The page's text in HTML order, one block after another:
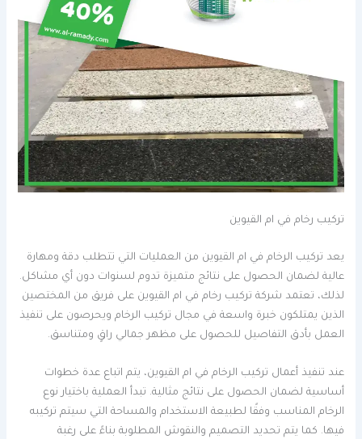
تركيب رخام في ام القيوين
يعد تركيب الرخام في ام القيوين من العمليات التي تتطلب دقة ومهارة
عالية لضمان الحصول على نتائج متميزة تدوم لسنوات دون أي مشاكل.
لذلك، تعتمد شركة تركيب رخام في ام القيوين على فريق من المختصين
الذين يمتلكون خبرة واسعة في مجال تركيب الرخام ويحرصون على تنفيذ
العمل بأدق التفاصيل للحصول على مظهر جمالي راقٍ ومتناسق.
عند تنفيذ أعمال تركيب الرخام في ام القيوين، يتم اتباع عدة خطوات
أساسية لضمان الحصول على نتائج مثالية. تبدأ العملية باختيار نوع
الرخام المناسب وفقًا لطبيعة الاستخدام والمساحة التي سيتم تركيبه
فيها. كما يتم تحديد التصميم والنقوش المطلوبة بناءً على رغبة